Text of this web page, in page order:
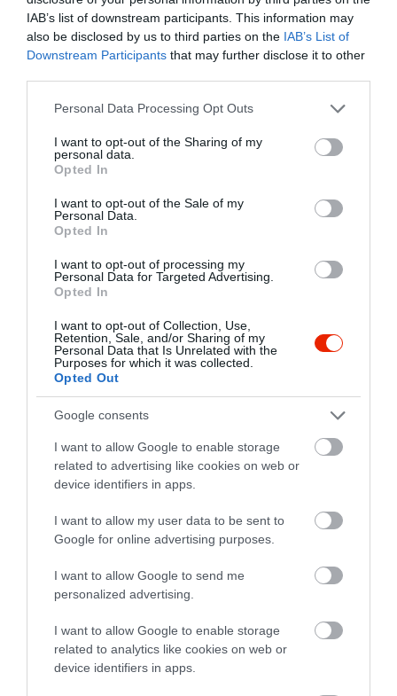
IAB’s list of downstream participants. This information may
also be disclosed by us to third parties on the IAB’s List of
Downstream Participants that may further disclose it to other
Please note that this website/app uses one or more Google
not limited to your visit or usage behaviour. You may click to
grant or deny consent to Google and its third-party tags to
use your data for below specified purposes in below Google
consent section.
Personal Data Processing Opt Outs
I want to opt-out of the Sharing of my
personal data.
Opted In
I want to opt-out of the Sale of my
Personal Data.
Opted In
I want to opt-out of processing my
Personal Data for Targeted Advertising.
Opted In
I want to opt-out of Collection, Use,
Retention, Sale, and/or Sharing of my
Personal Data that Is Unrelated with the
Purposes for which it was collected.
Opted Out
Google consents
I want to allow Google to enable storage
related to advertising like cookies on web or
device identifiers in apps.
I want to allow my user data to be sent to
Google for online advertising purposes.
I want to allow Google to send me
personalized advertising.
I want to allow Google to enable storage
related to analytics like cookies on web or
device identifiers in apps.
Értékelések
5.0
Összesen 2
5 2
1 0
Sebestyén Tamás
2019. Szeptember 30.
alapos kiszolgálás. Az ételek
ízletesek, laktatóak nagyon
finomak. Az étterem egy
részében gyermekek részére
külön kialakított játszó részleg,